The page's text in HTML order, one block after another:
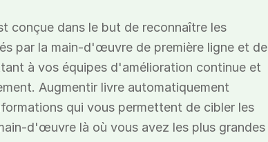
conçue dans le but de reconnaître les
par la main-d'œuvre de première ligne et de
à vos équipes d'amélioration continue et
Augmentir livre automatiquement
qui vous permettent de cibler les
d'œuvre là où vous avez les plus grandes